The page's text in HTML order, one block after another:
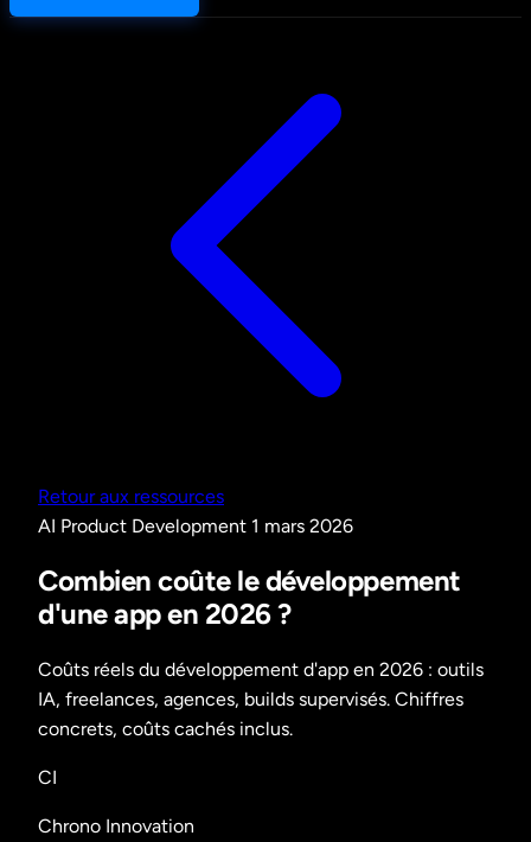
Retour aux ressources
AI Product Development 1 mars 2026
Combien coûte le développement
d'une app en 2026 ?
Coûts réels du développement d'app en 2026 : outils
IA, freelances, agences, builds supervisés. Chiffres
concrets, coûts cachés inclus.
CI
Chrono Innovation